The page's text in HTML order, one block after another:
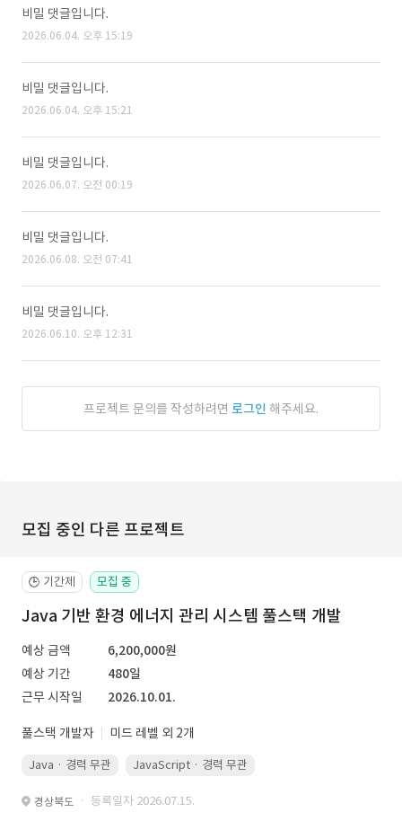
비밀 댓글입니다.
2026.06.04. 오후 15:19
비밀 댓글입니다.
2026.06.04. 오후 15:21
비밀 댓글입니다.
2026.06.07. 오전 00:19
비밀 댓글입니다.
2026.06.08. 오전 07:41
비밀 댓글입니다.
2026.06.10. 오후 12:31
프로젝트 문의를 작성하려면 로그인 해주세요.
모집 중인 다른 프로젝트
🕒 기간제 모집 중
Java 기반 환경 에너지 관리 시스템 풀스택 개발
예상 금액
6,200,000원
예상 기간
480일
근무 시작일
2026.10.01.
풀스택 개발자 미드 레벨 외 2개
Java · 경력 무관 JavaScript · 경력 무관
경상북도 · 등록일자 2026.07.15.